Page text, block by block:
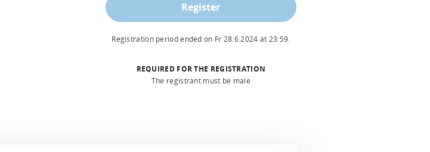
Register
Registration period ended on Fr 28.6.2024 at 23:59.
REQUIRED FOR THE REGISTRATION
The registrant must be male